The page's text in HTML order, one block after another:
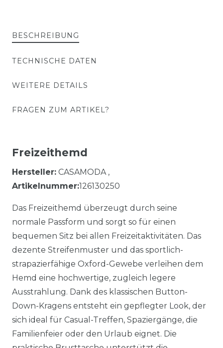
BESCHREIBUNG
TECHNISCHE DATEN
WEITERE DETAILS
FRAGEN ZUM ARTIKEL?
Freizeithemd
Hersteller: CASAMODA ,
Artikelnummer:126130250
Das Freizeithemd überzeugt durch seine
normale Passform und sorgt so für einen
bequemen Sitz bei allen Freizeitaktivitäten. Das
dezente Streifenmuster und das sportlich-
strapazierfähige Oxford-Gewebe verleihen dem
Hemd eine hochwertige, zugleich legere
Ausstrahlung. Dank des klassischen Button-
Down-Kragens entsteht ein gepflegter Look, der
sich ideal für Casual-Treffen, Spaziergänge, die
Familienfeier oder den Urlaub eignet. Die